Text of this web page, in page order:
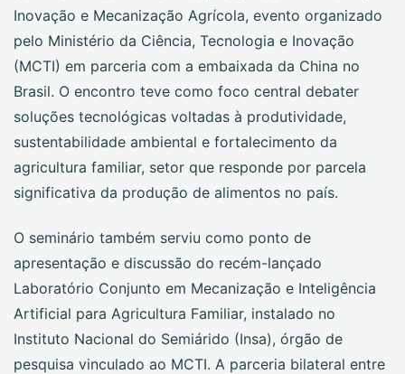
Inovação e Mecanização Agrícola, evento organizado
pelo Ministério da Ciência, Tecnologia e Inovação
(MCTI) em parceria com a embaixada da China no
Brasil. O encontro teve como foco central debater
soluções tecnológicas voltadas à produtividade,
sustentabilidade ambiental e fortalecimento da
agricultura familiar, setor que responde por parcela
significativa da produção de alimentos no país.
O seminário também serviu como ponto de
apresentação e discussão do recém-lançado
Laboratório Conjunto em Mecanização e Inteligência
Artificial para Agricultura Familiar, instalado no
Instituto Nacional do Semiárido (Insa), órgão de
pesquisa vinculado ao MCTI. A parceria bilateral entre